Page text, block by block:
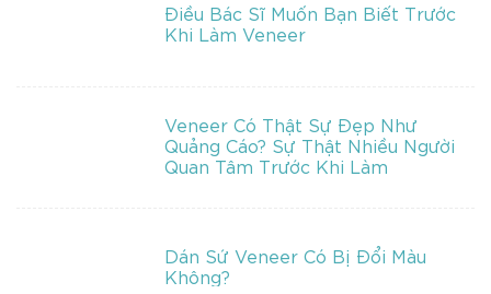
Điều Bác Sĩ Muốn Bạn Biết Trước
Khi Làm Veneer
Veneer Có Thật Sự Đẹp Như
Quảng Cáo? Sự Thật Nhiều Người
Quan Tâm Trước Khi Làm
Dán Sứ Veneer Có Bị Đổi Màu
Không?